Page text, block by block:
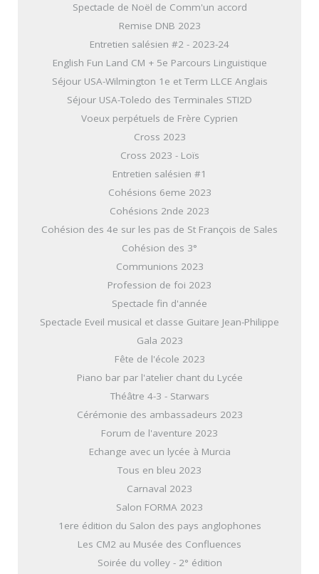
Spectacle de Noël de Comm'un accord
Remise DNB 2023
Entretien salésien #2 - 2023-24
English Fun Land CM + 5e Parcours Linguistique
Séjour USA-Wilmington 1e et Term LLCE Anglais
Séjour USA-Toledo des Terminales STI2D
Voeux perpétuels de Frère Cyprien
Cross 2023
Cross 2023 - Loïs
Entretien salésien #1
Cohésions 6eme 2023
Cohésions 2nde 2023
Cohésion des 4e sur les pas de St François de Sales
Cohésion des 3°
Communions 2023
Profession de foi 2023
Spectacle fin d'année
Spectacle Eveil musical et classe Guitare Jean-Philippe
Gala 2023
Fête de l'école 2023
Piano bar par l'atelier chant du Lycée
Théâtre 4-3 - Starwars
Cérémonie des ambassadeurs 2023
Forum de l'aventure 2023
Echange avec un lycée à Murcia
Tous en bleu 2023
Carnaval 2023
Salon FORMA 2023
1ere édition du Salon des pays anglophones
Les CM2 au Musée des Confluences
Soirée du volley - 2° édition